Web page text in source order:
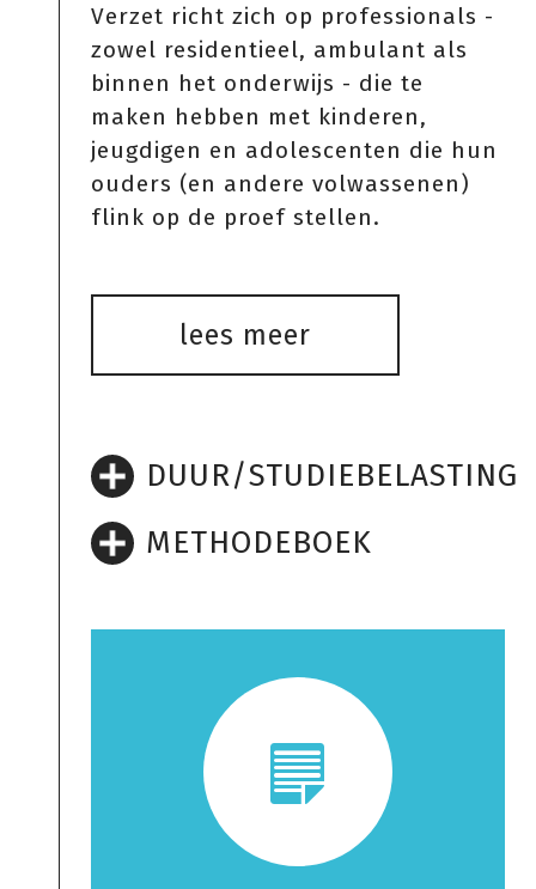
Verzet richt zich op professionals -
zowel residentieel, ambulant als
binnen het onderwijs - die te
maken hebben met kinderen,
jeugdigen en adolescenten die hun
ouders (en andere volwassenen)
flink op de proef stellen.
lees meer
DUUR/STUDIEBELASTING
METHODEBOEK